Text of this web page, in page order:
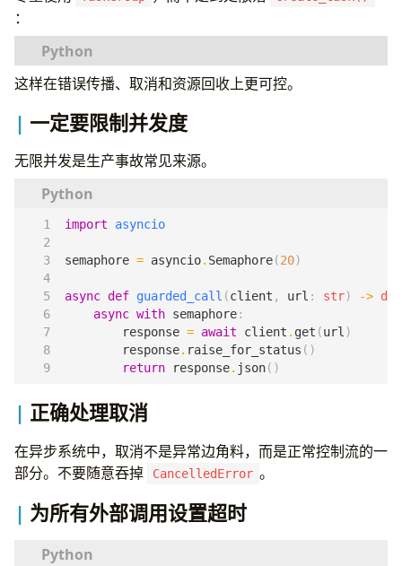
：
import asyncio
async def fetch_user
...
async def fetch_many
async with
results.append ( task.result ())
return results
这样在错误传播、取消和资源回收上更可控。
一定要限制并发度
无限并发是生产事故常见来源。
import asyncio
semaphore = asyncio. Semaphore(20)
async def guarded_call (client , url : str) ->
async with semaphore:
response = await client . get (url)
response. raise_for_status ()
return
response. json()
正确处理取消
在异步系统中，取消不是异常边角料，而是正常控制流的一
部分。不要随意吞掉
CancelledError 。
为所有外部调用设置超时